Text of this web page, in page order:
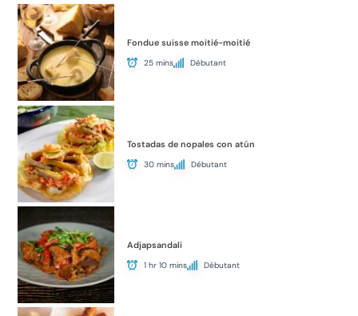
Fondue suisse moitié-moitié
25 mins Débutant
Tostadas de nopales con atún
30 mins Débutant
Adjapsandali
1 hr 10 mins Débutant